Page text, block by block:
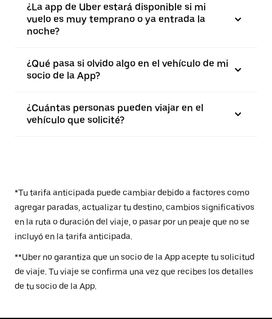
¿La app de Uber estará disponible si mi
vuelo es muy temprano o ya entrada la
noche?
¿Qué pasa si olvido algo en el vehículo de mi
socio de la App?
¿Cuántas personas pueden viajar en el
vehículo que solicité?
*Tu tarifa anticipada puede cambiar debido a factores como
agregar paradas, actualizar tu destino, cambios significativos
en la ruta o duración del viaje, o pasar por un peaje que no se
incluyó en la tarifa anticipada.
**Uber no garantiza que un socio de la App acepte tu solicitud
de viaje. Tu viaje se confirma una vez que recibes los detalles
de tu socio de la App.